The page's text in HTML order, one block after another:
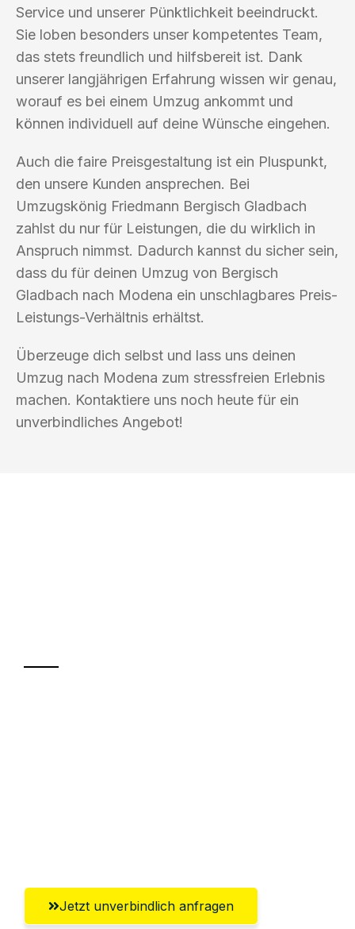
Service und unserer Pünktlichkeit beeindruckt.
Sie loben besonders unser kompetentes Team,
das stets freundlich und hilfsbereit ist. Dank
unserer langjährigen Erfahrung wissen wir genau,
worauf es bei einem Umzug ankommt und
können individuell auf deine Wünsche eingehen.
Auch die faire Preisgestaltung ist ein Pluspunkt,
den unsere Kunden ansprechen. Bei
Umzugskönig Friedmann Bergisch Gladbach
zahlst du nur für Leistungen, die du wirklich in
Anspruch nimmst. Dadurch kannst du sicher sein,
dass du für deinen Umzug von Bergisch
Gladbach nach Modena ein unschlagbares Preis-
Leistungs-Verhältnis erhältst.
Überzeuge dich selbst und lass uns deinen
Umzug nach Modena zum stressfreien Erlebnis
machen. Kontaktiere uns noch heute für ein
unverbindliches Angebot!
Jetzt unverbindlich anfragen